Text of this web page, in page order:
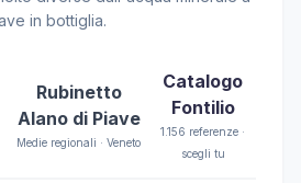
in bottiglia.
Rubinetto
Alano di Piave
Medie regionali · Veneto
Catalogo
Fontilio
1.156 referenze ·
scegli tu